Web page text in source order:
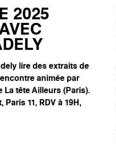
2025
lire des extraits de
animée par
La tête Ailleurs (Paris).
11, RDV à 19H,